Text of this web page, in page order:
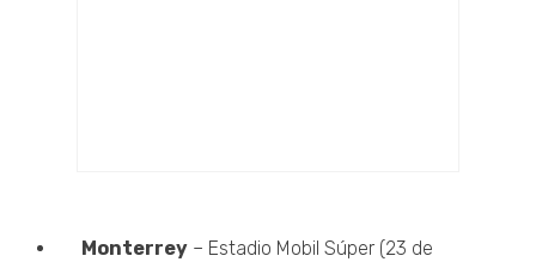
Monterrey – Estadio Mobil Súper (23 de